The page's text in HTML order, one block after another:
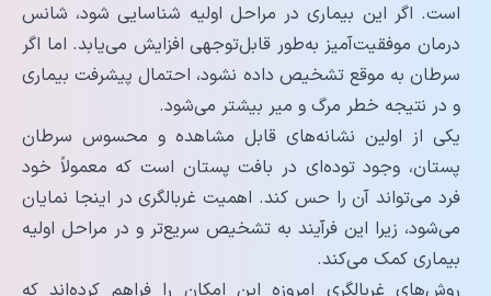
است. اگر این بیماری در مراحل اولیه شناسایی شود، شانس
درمان موفقیت‌آمیز به‌طور قابل‌توجهی افزایش می‌یابد. اما اگر
سرطان به موقع تشخیص داده نشود، احتمال پیشرفت بیماری
و در نتیجه خطر مرگ و میر بیشتر می‌شود.
یکی از اولین نشانه‌های قابل مشاهده و محسوس سرطان
پستان، وجود توده‌ای در بافت پستان است که معمولاً خود
فرد می‌تواند آن را حس کند. اهمیت غربالگری در اینجا نمایان
می‌شود، زیرا این فرآیند به تشخیص سریع‌تر و در مراحل اولیه
بیماری کمک می‌کند.
روش‌های غربالگری امروزه این امکان را فراهم کرده‌اند که